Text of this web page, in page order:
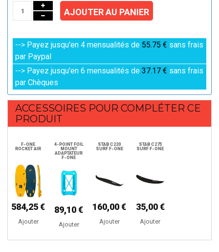
AJOUTER AU PANIER
--> Payez jusqu'en 4 mensualités de 55.75 € sans frais
par Paypal
--> Payez jusqu'en 6 mensualités de 37.17 € sans frais
par Chèques
ACCESSOIRES POUR COMPLÉTER CE
PRODUIT
F-ONE
ROCKET AIR
584,25 €
Ajouter
4-POINT FOIL
MOUNT
ADAPTATEUR
F-ONE
89,10 €
Ajouter
STAB C220
SURF F-ONE
160,00 €
Ajouter
STAB C275
SURF F-ONE
35,00 €
Ajouter